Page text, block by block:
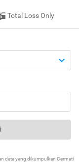
Total Loss Only
data yang dikumpulkan Cermati